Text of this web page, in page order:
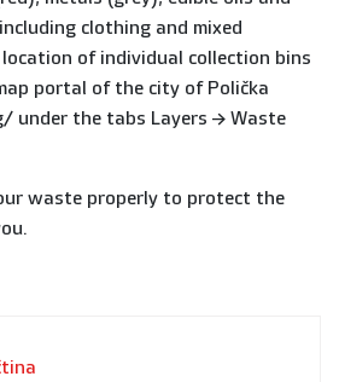
clothing and mixed
of individual collection bins
portal of the city of Polička
under the tabs Layers → Waste
waste properly to protect the